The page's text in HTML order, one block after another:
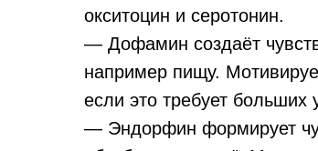
окситоцин и серотонин.
— Дофамин создаёт
например пищу.
если это требует больших
— Эндорфин формирует